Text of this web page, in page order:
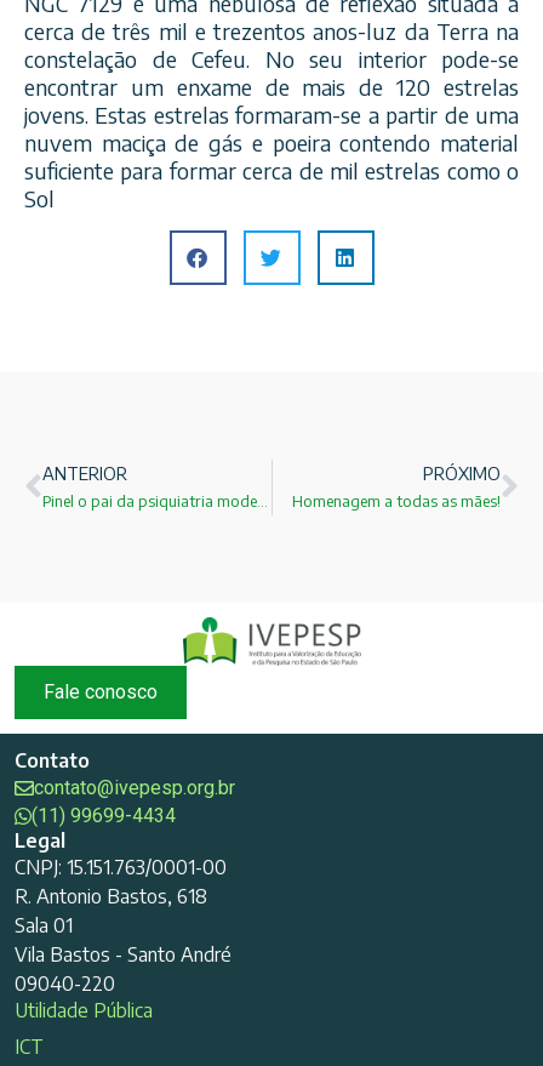
cerca de três mil e trezentos anos-luz da Terra na
constelação de Cefeu. No seu interior pode-se
encontrar um enxame de mais de 120 estrelas
jovens. Estas estrelas formaram-se a partir de uma
nuvem maciça de gás e poeira contendo material
suficiente para formar cerca de mil estrelas como o
Sol
ANTERIOR PRÓXIMO
Homenagem a todas as mães!
Fale conosco
Contato
contato@ivepesp.org.br
(11) 99699-4434
Legal
CNPJ: 15.151.763/0001-00
R. Antonio Bastos, 618
Sala 01
Vila Bastos - Santo André
09040-220
Utilidade Pública
ICT